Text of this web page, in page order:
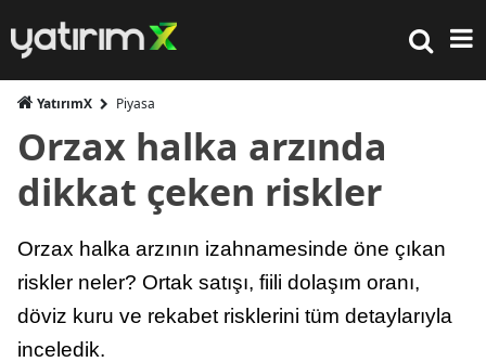
YatırımX Piyasa
Orzax halka arzında
dikkat çeken riskler
Orzax halka arzının izahnamesinde öne çıkan
riskler neler? Ortak satışı, fiili dolaşım oranı,
döviz kuru ve rekabet risklerini tüm detaylarıyla
inceledik.